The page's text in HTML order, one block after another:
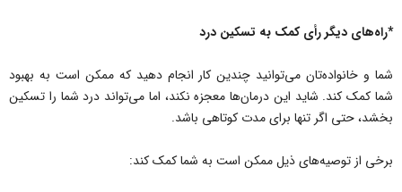
*راه‌های دیگر رأی کمک به تسکین درد
شما و خانواده‌تان می‌توانید چندین کار انجام دهید که ممکن است به بهبود
شما کمک کند. شاید این درمان‌ها معجزه نکند، اما می‌تواند درد شما را تسکین
بخشد، حتی اگر تنها برای مدت کوتاهی باشد.
برخی از توصیه‌های ذیل ممکن است به شما کمک کند: